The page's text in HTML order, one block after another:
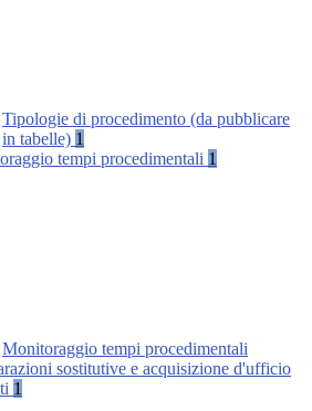
Tipologie di procedimento (da pubblicare
in tabelle) 1
tempi procedimentali 1
Monitoraggio tempi procedimentali
sostitutive e acquisizione d'ufficio
1